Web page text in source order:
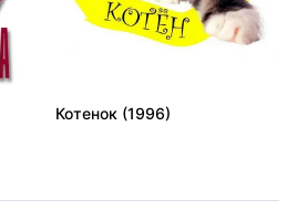
Котенок (1996)